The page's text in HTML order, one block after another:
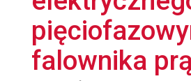
falownika